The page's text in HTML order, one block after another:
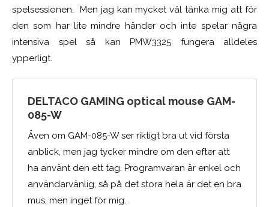
spelsessionen. Men jag kan mycket väl tänka mig att för
den som har lite mindre händer och inte spelar några
intensiva spel så kan PMW3325 fungera alldeles
ypperligt.
DELTACO GAMING optical mouse GAM-
085-W
Även om GAM-085-W ser riktigt bra ut vid första
anblick, men jag tycker mindre om den efter att
ha använt den ett tag. Programvaran är enkel och
användarvänlig, så på det stora hela är det en bra
mus, men inget för mig.